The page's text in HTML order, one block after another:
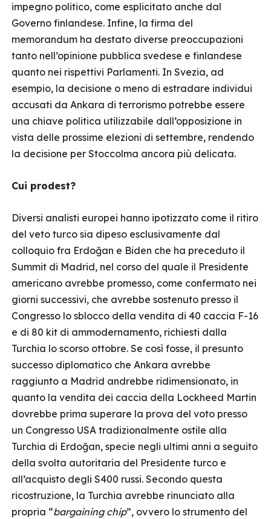
impegno politico, come esplicitato anche dal
Governo finlandese. Infine, la firma del
memorandum ha destato diverse preoccupazioni
tanto nell’opinione pubblica svedese e finlandese
quanto nei rispettivi Parlamenti. In Svezia, ad
esempio, la decisione o meno di estradare individui
accusati da Ankara di terrorismo potrebbe essere
una chiave politica utilizzabile dall’opposizione in
vista delle prossime elezioni di settembre, rendendo
la decisione per Stoccolma ancora più delicata.
Cui prodest?
Diversi analisti europei hanno ipotizzato come il ritiro
del veto turco sia dipeso esclusivamente dal
colloquio fra Erdoğan e Biden che ha preceduto il
Summit di Madrid, nel corso del quale il Presidente
americano avrebbe promesso, come confermato nei
giorni successivi, che avrebbe sostenuto presso il
Congresso lo sblocco della vendita di 40 caccia F-16
e di 80 kit di ammodernamento, richiesti dalla
Turchia lo scorso ottobre. Se così fosse, il presunto
successo diplomatico che Ankara avrebbe
raggiunto a Madrid andrebbe ridimensionato, in
quanto la vendita dei caccia della Lockheed Martin
dovrebbe prima superare la prova del voto presso
un Congresso USA tradizionalmente ostile alla
Turchia di Erdoğan, specie negli ultimi anni a seguito
della svolta autoritaria del Presidente turco e
all’acquisto degli S400 russi. Secondo questa
ricostruzione, la Turchia avrebbe rinunciato alla
propria “bargaining chip”, ovvero lo strumento del